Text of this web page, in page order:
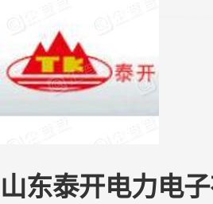
山东泰开电力电